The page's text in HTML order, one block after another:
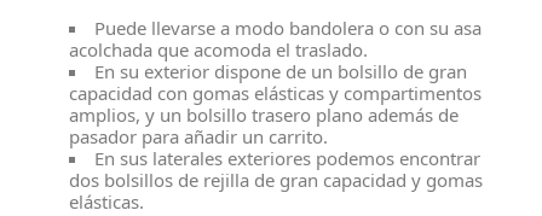
Puede llevarse a modo bandolera o con su asa
acolchada que acomoda el traslado.
En su exterior dispone de un bolsillo de gran
capacidad con gomas elásticas y compartimentos
amplios, y un bolsillo trasero plano además de
pasador para añadir un carrito.
En sus laterales exteriores podemos encontrar
dos bolsillos de rejilla de gran capacidad y gomas
elásticas.